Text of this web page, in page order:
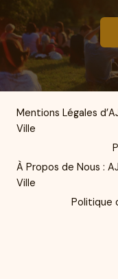
Mentions Légales
Ville
À Propos de Nous :
Ville
Politique